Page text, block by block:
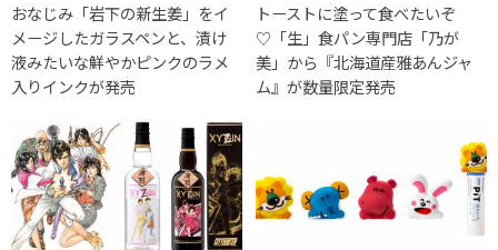
おなじみ「岩下の新生姜」をイ
メージしたガラスペンと、漬け
液みたいな鮮やかピンクのラメ
入りインクが発売
トーストに塗って食べたいぞ
♡「生」食パン専門店「乃が
美」から『北海道産雅あんジャ
ム』が数量限定発売